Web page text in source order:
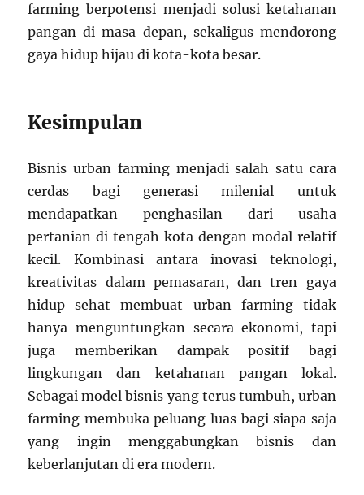
farming berpotensi menjadi solusi ketahanan
pangan di masa depan, sekaligus mendorong
gaya hidup hijau di kota-kota besar.
Kesimpulan
Bisnis urban farming menjadi salah satu cara
cerdas bagi generasi milenial untuk
mendapatkan penghasilan dari usaha
pertanian di tengah kota dengan modal relatif
kecil. Kombinasi antara inovasi teknologi,
kreativitas dalam pemasaran, dan tren gaya
hidup sehat membuat urban farming tidak
hanya menguntungkan secara ekonomi, tapi
juga memberikan dampak positif bagi
lingkungan dan ketahanan pangan lokal.
Sebagai model bisnis yang terus tumbuh, urban
farming membuka peluang luas bagi siapa saja
yang ingin menggabungkan bisnis dan
keberlanjutan di era modern.